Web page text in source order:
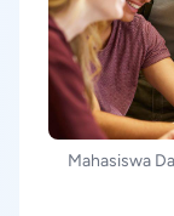
Mahasiswa